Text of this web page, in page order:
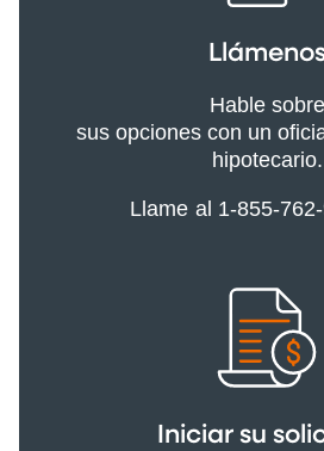
Hable sobre
sus opciones con un
hipotecario.
Llame al 1-855-
Iniciar su